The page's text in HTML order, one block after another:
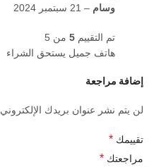
وسام – 21 سبتمبر 2024
تم التقييم 5 من 5
هاتف جميل يستحق الشراء
إضافة مراجعة
لن يتم نشر عنوان بريدك الإلكتروني.
تقييمك *
مراجعتك *